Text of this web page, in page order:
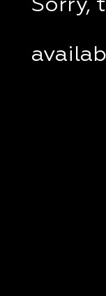
Sorry,